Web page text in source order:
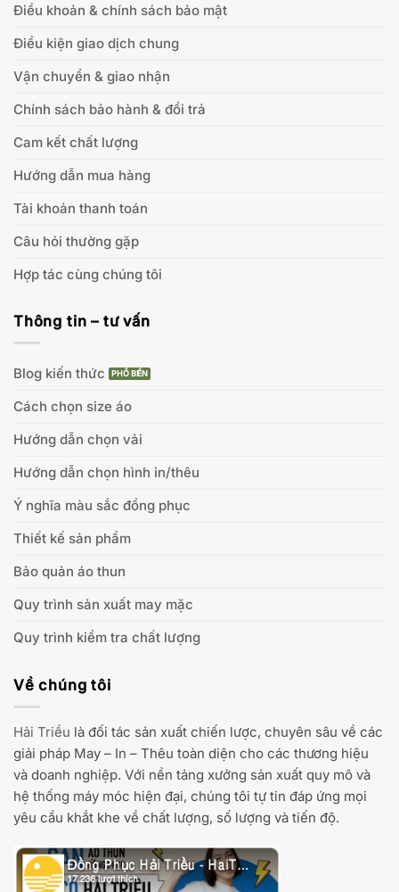
Điều khoản & chính sách bảo mật
Điều kiện giao dịch chung
Vận chuyển & giao nhận
Chính sách bảo hành & đổi trả
Cam kết chất lượng
Hướng dẫn mua hàng
Tài khoản thanh toán
Câu hỏi thường gặp
Hợp tác cùng chúng tôi
Thông tin – tư vấn
Blog kiến thức
Cách chọn size áo
Hướng dẫn chọn vải
Hướng dẫn chọn hình in/thêu
Ý nghĩa màu sắc đồng phục
Thiết kế sản phẩm
Bảo quản áo thun
Quy trình sản xuất may mặc
Quy trình kiểm tra chất lượng
Về chúng tôi
Hải Triều là đối tác sản xuất chiến lược, chuyên sâu về các
giải pháp May – In – Thêu toàn diện cho các thương hiệu
và doanh nghiệp. Với nền tảng xưởng sản xuất quy mô và
hệ thống máy móc hiện đại, chúng tôi tự tin đáp ứng mọi
yêu cầu khắt khe về chất lượng, số lượng và tiến độ.